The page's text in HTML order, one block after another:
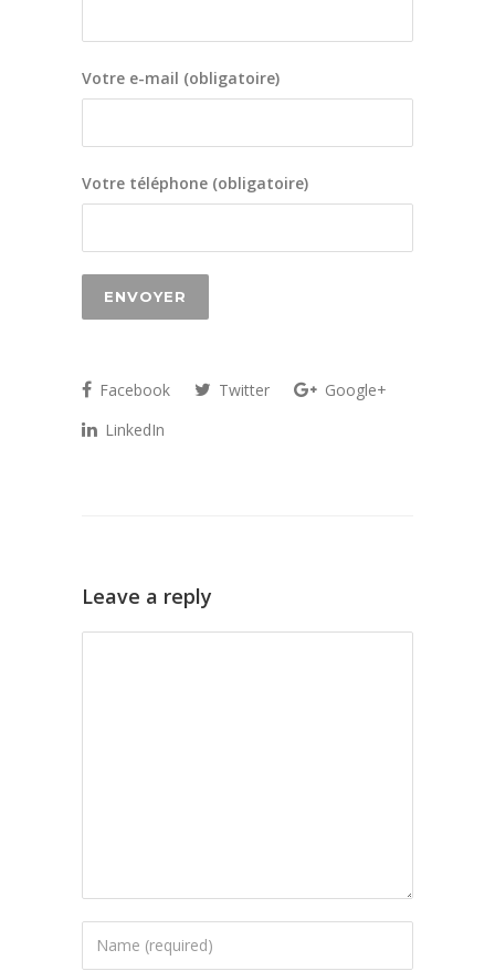
Votre e-mail (obligatoire)
Votre téléphone (obligatoire)
Facebook Twitter
Google+
LinkedIn
Leave a reply